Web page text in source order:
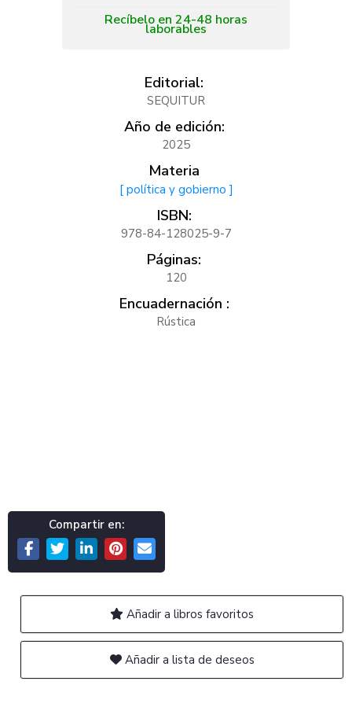
Recíbelo en 24-48 horas
laborables
Editorial:
SEQUITUR
Año de edición:
2025
Materia
[ política y gobierno ]
ISBN:
978-84-128025-9-7
Páginas:
120
Encuadernación :
Rústica
Compartir en:
Añadir a libros favoritos
Añadir a lista de deseos